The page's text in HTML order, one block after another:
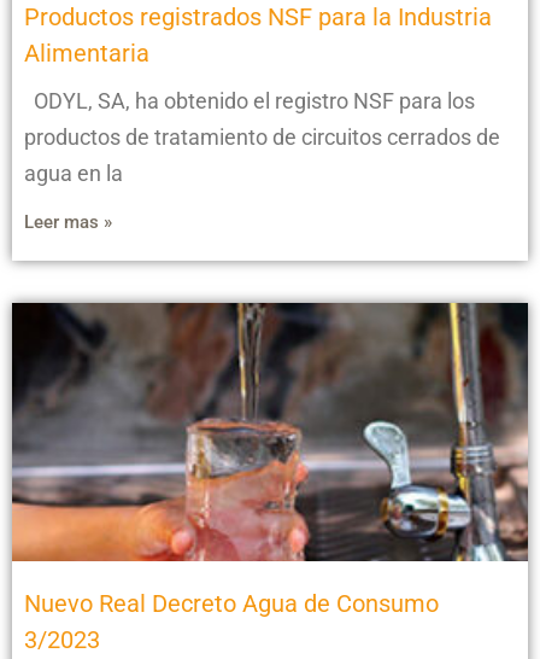
Productos registrados NSF para la Industria
Alimentaria
ODYL, SA, ha obtenido el registro NSF para los
productos de tratamiento de circuitos cerrados de
agua en la
Leer mas »
Nuevo Real Decreto Agua de Consumo
3/2023